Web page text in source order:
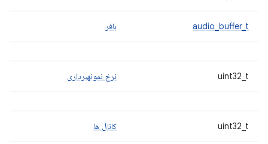
audio_buffer_t بافر
uint32_t نرخ نمونهبرداری
uint32_t کانال ها